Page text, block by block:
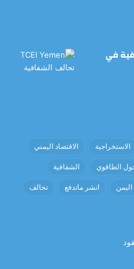
في
الاستخراجية الاقتصاد اليمني
الطاقوي الشفافية
اليمن انشر ماتدفع تحالف